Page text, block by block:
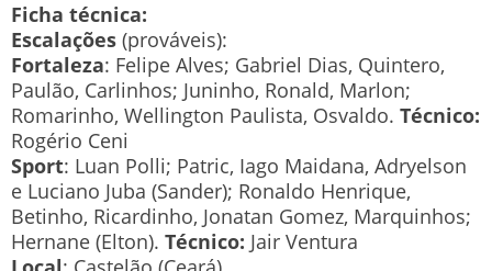
Ficha técnica:
Escalações (prováveis):
Fortaleza: Felipe Alves; Gabriel Dias, Quintero,
Paulão, Carlinhos; Juninho, Ronald, Marlon;
Romarinho, Wellington Paulista, Osvaldo. Técnico:
Rogério Ceni
Sport: Luan Polli; Patric, Iago Maidana, Adryelson
e Luciano Juba (Sander); Ronaldo Henrique,
Betinho, Ricardinho, Jonatan Gomez, Marquinhos;
Hernane (Elton). Técnico: Jair Ventura